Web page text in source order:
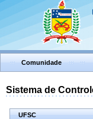
Comunidade
Sistema de
UFSC